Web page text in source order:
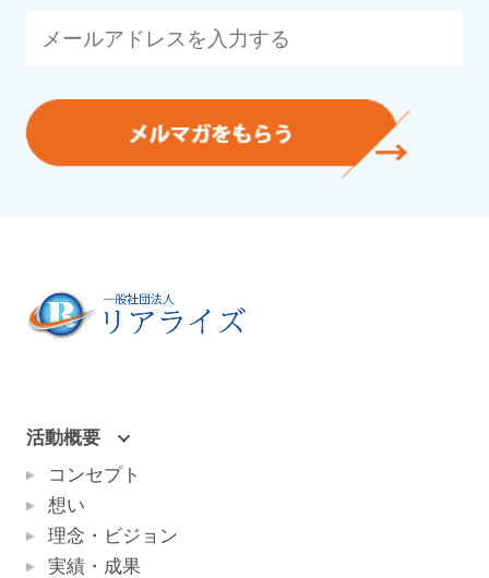
活動概要
コンセプト
想い
理念・ビジョン
実績・成果